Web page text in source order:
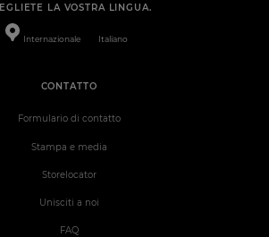
LA VOSTRA LINGUA.
Internazionale Italiano
CONTATTO
Formulario di contatto
Stampa e media
Storelocator
Unisciti a noi
FAQ